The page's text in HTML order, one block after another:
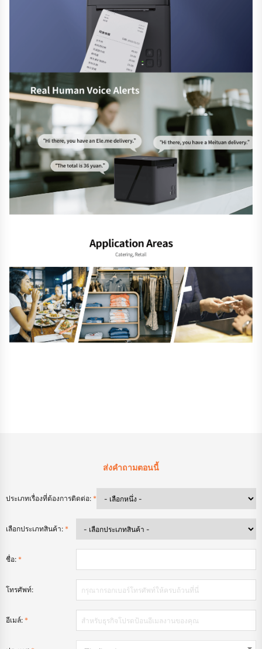
ส่งคำถามตอนนี้
ประเภทเรื่องที่ต้องการติดต่อ: *
เลือกประเภทสินค้า: *
ชื่อ: *
โทรศัพท์:
อีเมล์: *